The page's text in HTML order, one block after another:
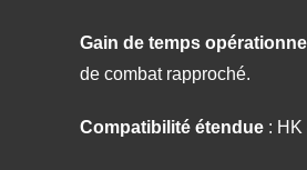
Gain de temps opérationnel
de combat rapproché.
Compatibilité étendue :